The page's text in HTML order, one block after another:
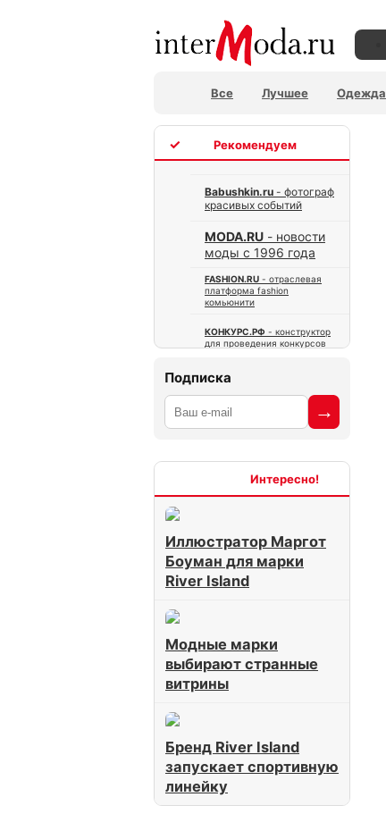
Все Лучшее Одежда
Babushkin.ru - фотограф
красивых событий
MODA.RU - новости
моды с 1996 года
FASHION.RU - отраслевая
платформа fashion
комьюнити
КОНКУРС.РФ - конструктор
для проведения конкурсов
Подписка
Иллюстратор Маргот
Боуман для марки
River Island
Модные марки
выбирают странные
витрины
Бренд River Island
запускает спортивную
линейку